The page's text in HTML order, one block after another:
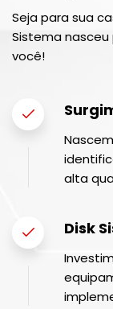
Seja para sua
Sistema
você!
alta
Disk